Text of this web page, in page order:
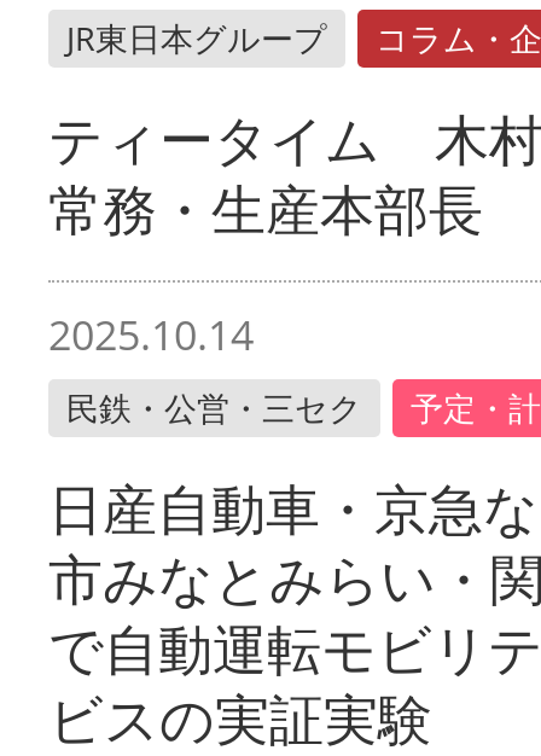
JR東日本グループ コラム・
ティータイム 木
常務・生産本部長
2025.10.14
民鉄・公営・三セク 予定・
日産自動車・京急
市みなとみらい・
で自動運転モビリ
ビスの実証実験